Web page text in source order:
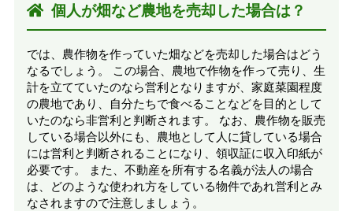
個人が畑など農地を売却した場合は？
では、農作物を作っていた畑などを売却した場合はどう
なるでしょう。 この場合、農地で作物を作って売り、生
計を立てていたのなら営利となりますが、家庭菜園程度
の農地であり、自分たちで食べることなどを目的として
いたのなら非営利と判断されます。 なお、農作物を販売
している場合以外にも、農地として人に貸している場合
には営利と判断されることになり、領収証に収入印紙が
必要です。 また、不動産を所有する名義が法人の場合
は、どのような使われ方をしている物件であれ営利とみ
なされますので注意しましょう。